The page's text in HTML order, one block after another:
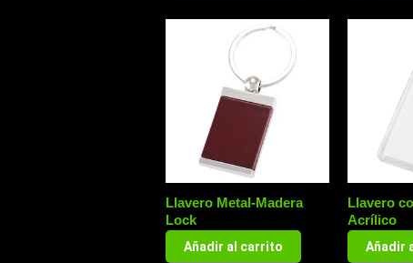
Llavero Metal-Madera
Lock
Añadir al carrito
Llavero
Acrílico
Añadir